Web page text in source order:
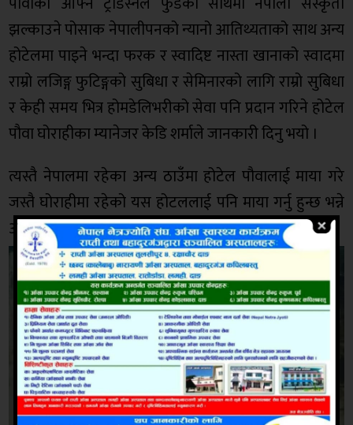
झल्काउने पोसाक नेपालीपनको न्यानो आतिथ्यताको साथ अन्य
होटेलमा पाइने भन्दा फरक र स्वादिष्ट नास्ता खानाको स्वादमा
राम्रो लजिङ्ग फुटिङ्गको सुबिधा र सेमिनारको लागि राम्रो सुबिधा
र केही समय भित्र होमडेलिभरीको सेवा पनि प्रदान गरिने होटेल
पौवा घोराहीका म्यानेजर केडि शर्माले जानकारी दिनु भयो ।
त्यस्तै नेपालमा रहेका अन्य ठाउँमा होटेल पौवालाई माया गरे
जस्तै घोराहीमा रहेको यस होटललाई पनि माया गर्नु हुन्छ भन्ने
आशा व्यक्त गरेको छु म्यानेजर शर्माले भन्नू भयो ।